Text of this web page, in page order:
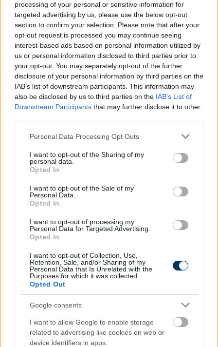
processing of your personal or sensitive information for
targeted advertising by us, please use the below opt-out
section to confirm your selection. Please note that after your
opt-out request is processed you may continue seeing
interest-based ads based on personal information utilized by
us or personal information disclosed to third parties prior to
your opt-out. You may separately opt-out of the further
disclosure of your personal information by third parties on the
IAB’s list of downstream participants. This information may
also be disclosed by us to third parties on the IAB’s List of
Downstream Participants that may further disclose it to other
Please note that this website/app uses one or more Google
not limited to your visit or usage behaviour. You may click to
grant or deny consent to Google and its third-party tags to
use your data for below specified purposes in below Google
consent section.
Personal Data Processing Opt Outs
I want to opt-out of the Sharing of my
personal data.
Opted In
I want to opt-out of the Sale of my
Personal Data.
Opted In
I want to opt-out of processing my
Personal Data for Targeted Advertising.
Opted In
I want to opt-out of Collection, Use,
Retention, Sale, and/or Sharing of my
Personal Data that Is Unrelated with the
Purposes for which it was collected.
Opted Out
Google consents
I want to allow Google to enable storage
related to advertising like cookies on web or
device identifiers in apps.
A megüresedet feladatköröketNagy Gábor és Zima
Dánielfogják betölteni. Nagyot nem kell bemutatni
a Sori szimpatizánsoknak, a csapat egy korábbi
időszakában is az ő vezetésével készültek a kapusok,
Zima pedig a Fradi NB III-as csapatánál bizonyított
eddig.
Már most pörögnek a csapatok az átigazolási
piacon. Folyamatosan frissülő rovatunkban a
Fradiról, a ZTE-ről és az Újpestről is érkezett
híreket egy nap többször is.
Olvastad már?
Magyar-svéd: Rossi elmondta, két
alapember nem lép pályára a
mérkőzésen
A magyar válogatott szövetségi kapitánya